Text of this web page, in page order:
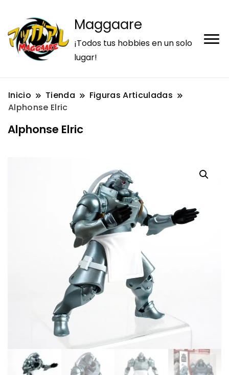
Maggaare
¡Todos tus hobbies en un solo
lugar!
Inicio Tienda
Figuras Articuladas
Alphonse Elric
Alphonse Elric